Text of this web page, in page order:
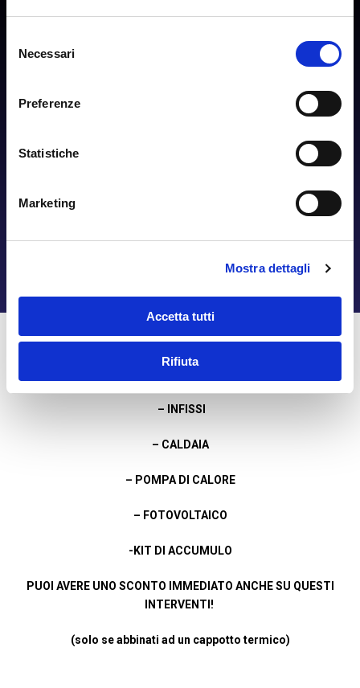
delNecessari
Preferenze
Statistiche
Marketing
Mostra dettagli
Accetta tutti
Rifiuta
NON DEVI ASPETTARE 5 ANNI PER RECUPERARE CIRCA IL
LO PUOI FARE ANCHE SE NON SEI CAPIENTE (cioè non
ESBORSO INIZIALE AZZERATO RISPETTO AL PREVENTIVO
PUOI RIQUALIFICARE IL TUO IMMOBILE E AUMENTARNE IL
SE OLTRE AL CAPPOTTO TERMICO DEVI FARE ANCHE UNO
– INFISSI
– CALDAIA
– POMPA DI CALORE
– FOTOVOLTAICO
-KIT DI ACCUMULO
PUOI AVERE UNO SCONTO IMMEDIATO ANCHE SU QUESTI
INTERVENTI!
(solo se abbinati ad un cappotto termico)